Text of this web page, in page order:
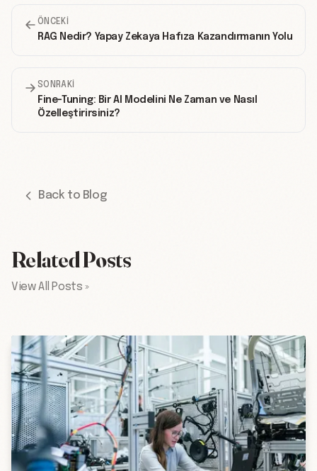
ÖNCEKI
RAG Nedir? Yapay Zekaya Hafıza Kazandırmanın Yolu
SONRAKI
Fine-Tuning: Bir AI Modelini Ne Zaman ve Nasıl
Özelleştirirsiniz?
Back to Blog
Related Posts
View All Posts »